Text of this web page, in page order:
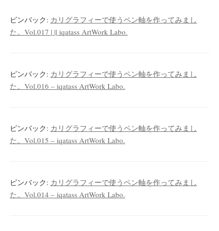
ピンバック: カリグラフィーで使うペン軸を作ってみまし
た。Vol.017 | || iqatass ArtWork Labo.
ピンバック: カリグラフィーで使うペン軸を作ってみまし
た。Vol.016 – iqatass ArtWork Labo.
ピンバック: カリグラフィーで使うペン軸を作ってみまし
た。Vol.015 – iqatass ArtWork Labo.
ピンバック: カリグラフィーで使うペン軸を作ってみまし
た。Vol.014 – iqatass ArtWork Labo.